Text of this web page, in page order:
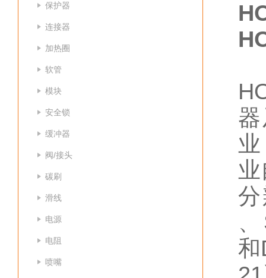
保护器
连接器
加热圈
软管
模块
安全锁
缓冲器
阀/接头
碳刷
滑线
电源
电阻
喷嘴
和